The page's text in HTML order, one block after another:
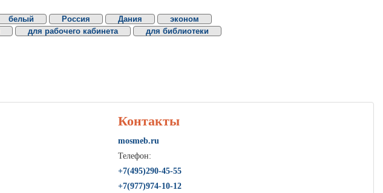
белый Россия Дания
эконом
для рабочего кабинета для библиотеки
Контакты
mosmeb.ru
Телефон:
+7(495)290-45-55
+7(977)974-10-12